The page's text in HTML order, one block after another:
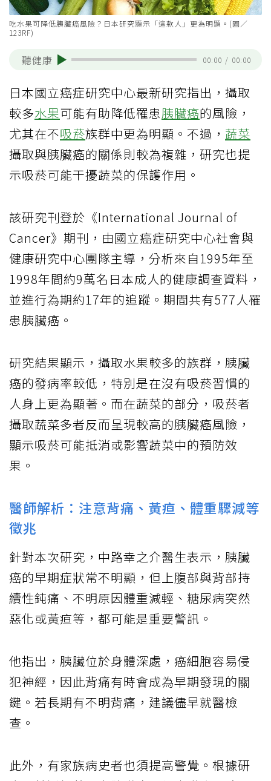
吃水果可降低胰臟癌風險？日本研究顯示「這款人」更為明顯。(圖／
123RF)
聽健康 00:00 / 00:00
日本國立癌症研究中心最新研究指出，攝取
較多水果可能有助降低罹患胰臟癌的風險，
尤其在不吸菸族群中更為明顯。不過， 蔬菜
攝取與胰臟癌的關係則較為複雜，研究也提
示吸菸可能干擾蔬菜的保護作用。
該研究刊登於《International Journal of
Cancer》期刊，由國立癌症研究中心社會與
健康研究中心團隊主導，分析來自1995年至
1998年間約9萬名日本成人的健康調查資料，
並進行為期約17年的追蹤。期間共有577人罹
患胰臟癌。
研究結果顯示，攝取水果較多的族群，胰臟
癌的發病率較低，特別是在沒有吸菸習慣的
人身上更為顯著。而在蔬菜的部分，吸菸者
攝取蔬菜多者反而呈現較高的胰臟癌風險，
顯示吸菸可能抵消或影響蔬菜中的預防效
果。
醫師解析：注意背痛、黃疸、體重驟減等
徵兆
針對本次研究，中路幸之介醫生表示，胰臟
癌的早期症狀常不明顯，但上腹部與背部持
續性鈍痛、不明原因體重減輕、糖尿病突然
惡化或黃疸等，都可能是重要警訊。
他指出，胰臟位於身體深處，癌細胞容易侵
犯神經，因此背痛有時會成為早期發現的關
鍵。若長期有不明背痛，建議儘早就醫檢
查。
此外，有家族病史者也須提高警覺。根據研